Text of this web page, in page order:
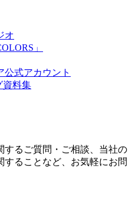
オ
」
公式アカウント
資料集
するご質問・ご相談、当社の
ることなど、お気軽にお問